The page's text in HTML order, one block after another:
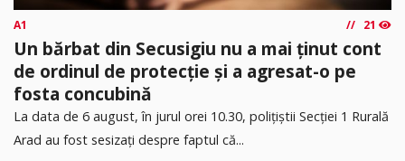
A1 21
Un bărbat din Secusigiu nu a mai ținut cont
de ordinul de protecție și a agresat-o pe
fosta concubină
​La data de 6 august, în jurul orei 10.30, polițiștii Secției 1 Rurală
Arad au fost sesizați despre faptul că...